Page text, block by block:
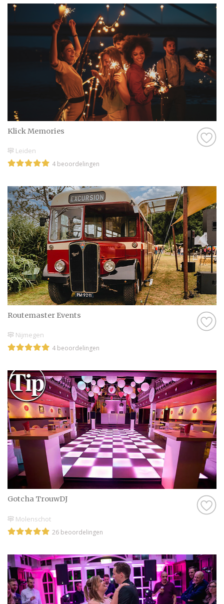
Klick Memories
Leiden
4 beoordelingen
Routemaster Events
Nijmegen
4 beoordelingen
Gotcha TrouwDJ
Molenschot
26 beoordelingen